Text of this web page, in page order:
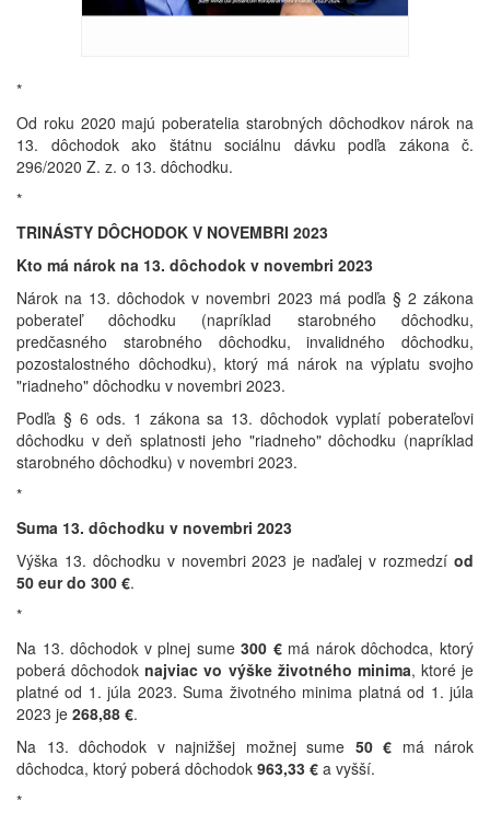
*
Od roku 2020 majú poberatelia starobných dôchodkov nárok na
13. dôchodok ako štátnu sociálnu dávku podľa zákona č.
296/2020 Z. z. o 13. dôchodku.
*
TRINÁSTY DÔCHODOK V NOVEMBRI 2023
Kto má nárok na 13. dôchodok v novembri 2023
Nárok na 13. dôchodok v novembri 2023 má podľa § 2 zákona
poberateľ dôchodku (napríklad starobného dôchodku,
predčasného starobného dôchodku, invalidného dôchodku,
pozostalostného dôchodku), ktorý má nárok na výplatu svojho
"riadneho" dôchodku v novembri 2023.
Podľa § 6 ods. 1 zákona sa 13. dôchodok vyplatí poberateľovi
dôchodku v deň splatnosti jeho "riadneho" dôchodku (napríklad
starobného dôchodku) v novembri 2023.
*
Suma 13. dôchodku v novembri 2023
Výška 13. dôchodku v novembri 2023 je naďalej v rozmedzí od
50 eur do 300 €.
*
Na 13. dôchodok v plnej sume300 €má nárok dôchodca, ktorý
poberá dôchodoknajviac vo výške životného minima, ktoré je
platné od 1. júla 2023. Suma životného minima platná od 1. júla
2023 je 268,88 €.
Na 13. dôchodok v najnižšej možnej sume 50 € má nárok
dôchodca, ktorý poberá dôchodok 963,33 € a vyšší.
*